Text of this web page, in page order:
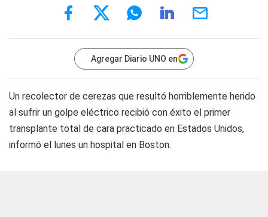
Agregar Diario UNO en
Un recolector de cerezas que resultó horriblemente herido
al sufrir un golpe eléctrico recibió con éxito el primer
transplante total de cara practicado en Estados Unidos,
informó el lunes un hospital en Boston.